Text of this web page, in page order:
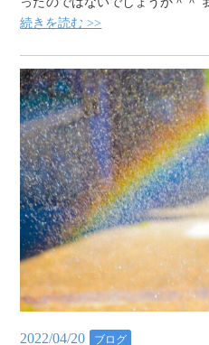
続きを読む >>
2022/04/20 ブログ